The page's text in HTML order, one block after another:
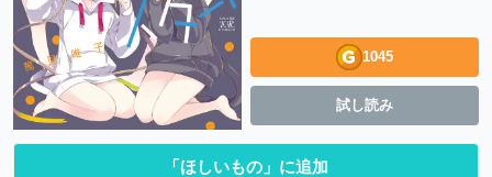
1045
試し読み
「ほしいもの」に追加